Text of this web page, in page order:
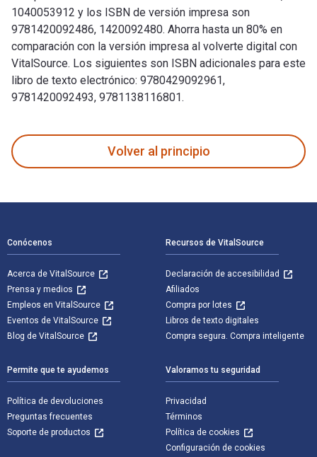
1040053912 y los ISBN de versión impresa son
9781420092486, 1420092480. Ahorra hasta un 80% en
comparación con la versión impresa al volverte digital con
VitalSource. Los siguientes son ISBN adicionales para este
libro de texto electrónico: 9780429092961,
9781420092493, 9781138116801.
Volver al principio
Conócenos
Acerca de VitalSource
Prensa y medios
Empleos en VitalSource
Eventos de VitalSource
Blog de VitalSource
Recursos de VitalSource
Declaración de accesibilidad
Afiliados
Compra por lotes
Libros de texto digitales
Compra segura. Compra inteligente
Permite que te ayudemos
Política de devoluciones
Preguntas frecuentes
Soporte de productos
Valoramos tu seguridad
Privacidad
Términos
Política de cookies
Configuración de cookies